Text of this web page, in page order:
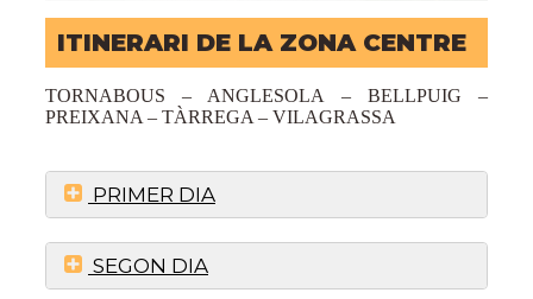
ITINERARI DE LA ZONA CENTRE
TORNABOUS – ANGLESOLA – BELLPUIG –
PREIXANA – TÀRREGA – VILAGRASSA
PRIMER DIA
SEGON DIA